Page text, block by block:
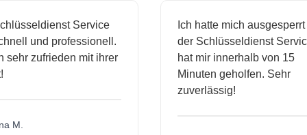
Service
und professionell.
sehr zufrieden mit ihrer
M.
Ich hatte mich ausgesperrt
der Schlüsseldienst
hat mir innerhalb von 15
Minuten geholfen. Sehr
zuverlässig!